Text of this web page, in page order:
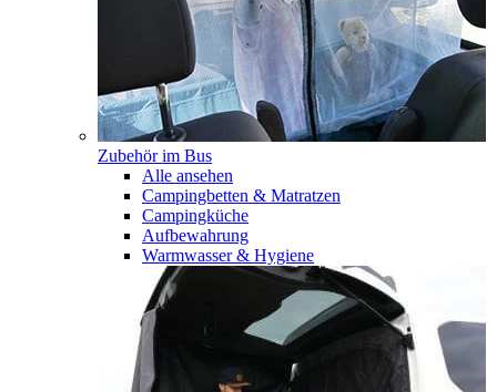
Zubehör im Bus
Alle ansehen
Campingbetten & Matratzen
Campingküche
Aufbewahrung
Warmwasser & Hygiene